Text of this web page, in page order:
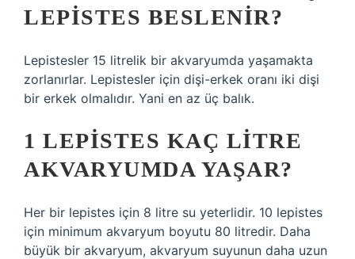
LEPISTES BESLENIR?
Lepistesler 15 litrelik bir akvaryumda yaşamakta
zorlanırlar. Lepistesler için dişi-erkek oranı iki dişi
bir erkek olmalıdır. Yani en az üç balık.
1 LEPISTES KAÇ LITRE
AKVARYUMDA YAŞAR?
Her bir lepistes için 8 litre su yeterlidir. 10 lepistes
için minimum akvaryum boyutu 80 litredir. Daha
büyük bir akvaryum, akvaryum suyunun daha uzun